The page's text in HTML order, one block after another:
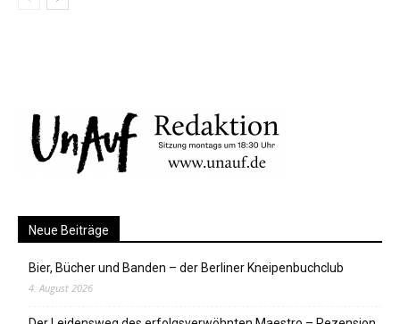
Neue Beiträge
Bier, Bücher und Banden – der Berliner Kneipenbuchclub
4. August 2026